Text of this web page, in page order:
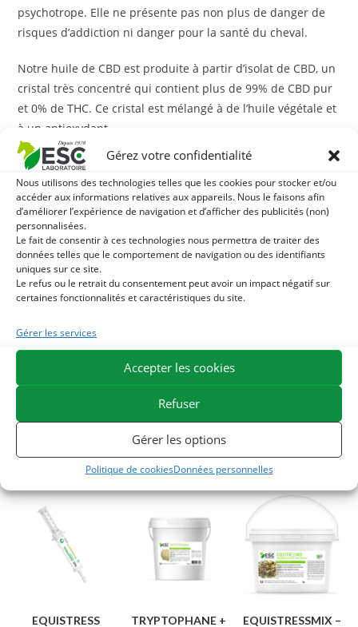
Gérez votre confidentialité
Nous utilisons des technologies telles que les cookies pour stocker et/ou
accéder aux informations relatives aux appareils. Nous le faisons afin
d’améliorer l’expérience de navigation et d’afficher des publicités (non)
personnalisées.
Le fait de consentir à ces technologies nous permettra de traiter des
données telles que le comportement de navigation ou des identifiants
uniques sur ce site.
Le refus ou le retrait du consentement peut avoir un impact négatif sur
certaines fonctionnalités et caractéristiques du site.
Gérer les services
Accepter les cookies
Refuser
Gérer les options
Politique de cookiesDonnées personnelles
psychotrope. Elle ne présente pas non plus de danger de
risques d’addiction ni danger pour la santé du cheval.
Notre huile de CBD est produite à partir d’isolat de CBD, un
cristal très concentré qui contient plus de 99% de CBD pur
et 0% de THC. Ce cristal est mélangé à de l’huile végétale et
à un antioxydant.
La molécule de cannabidiol est reconnue pour ses
propriétés relaxantes donc recommandée chez les chevaux
présentant un tempérament angoissé ou trop chaud ou en
période de stress.
L’huile de CBD possède également des propriétés
intéressantes en cas de raideurs articulaires.
équine. Nous sommes spécialisés dans la sélection et l’utilisation
de principes actifs végétaux appliqués aux soins de confort
équins et proposons la gamme de produits naturels pour
chevaux la plus large du marché.
Vous aimerez peut-être aussi…
EQUISTRESS
TRYPTOPHANE +
EQUISTRESSMIX –